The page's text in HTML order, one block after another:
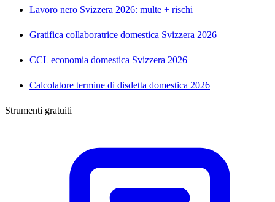
Lavoro nero Svizzera 2026: multe + rischi
Gratifica collaboratrice domestica Svizzera 2026
CCL economia domestica Svizzera 2026
Calcolatore termine di disdetta domestica 2026
Strumenti gratuiti